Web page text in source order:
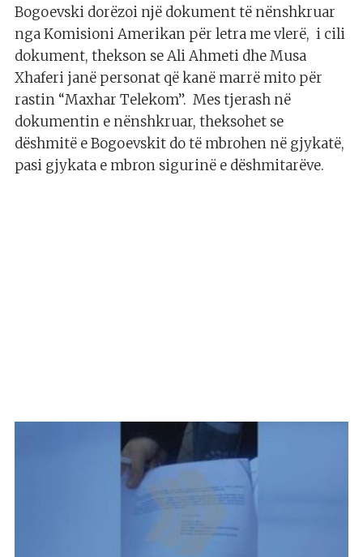
Bogoevski dorëzoi një dokument të nënshkruar
nga Komisioni Amerikan për letra me vlerë, i cili
dokument, thekson se Ali Ahmeti dhe Musa
Xhaferi janë personat që kanë marrë mito për
rastin “Maxhar Telekom”. Mes tjerash në
dokumentin e nënshkruar, theksohet se
dëshmitë e Bogoevskit do të mbrohen në gjykatë,
pasi gjykata e mbron sigurinë e dëshmitarëve.